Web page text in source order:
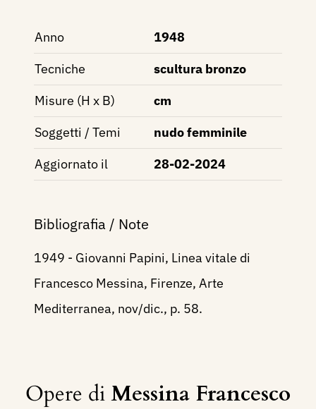
Anno
1948
Tecniche
scultura bronzo
Misure (H x B)
cm
Soggetti / Temi
nudo femminile
Aggiornato il
28-02-2024
Bibliografia / Note
1949 - Giovanni Papini, Linea vitale di
Francesco Messina, Firenze, Arte
Mediterranea, nov/dic., p. 58.
Opere diMessina Francesco